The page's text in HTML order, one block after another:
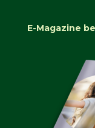
E-Magazine